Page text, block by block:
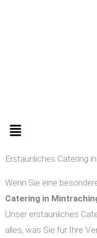
Menü
Erstaunliches Catering
Wenn Sie eine
Catering in
Unser erstaunliches
alles, was Sie für Ihre